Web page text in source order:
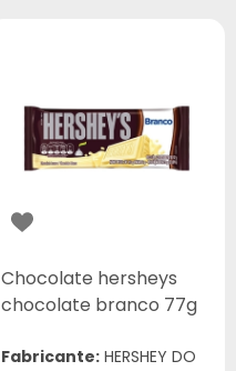
Chocolate hersheys
chocolate branco 77g
Fabricante: HERSHEY DO